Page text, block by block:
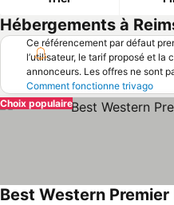
Hébergements à
Ce référencement par défaut
l’utilisateur, le tarif proposé et la
annonceurs. Les offres ne sont
Comment fonctionne trivago
Choix populaire
Best Western